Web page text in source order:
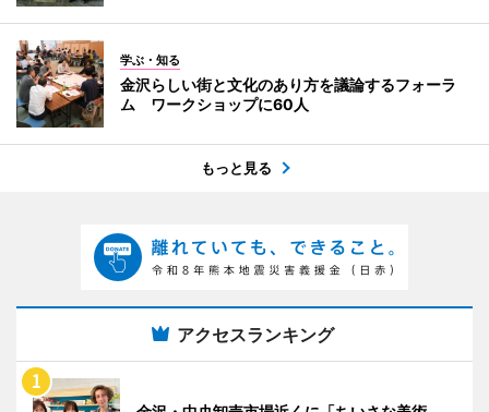
学ぶ・知る
金沢らしい街と文化のあり方を議論するフォーラ
ム ワークショップに60人
もっと見る
アクセスランキング